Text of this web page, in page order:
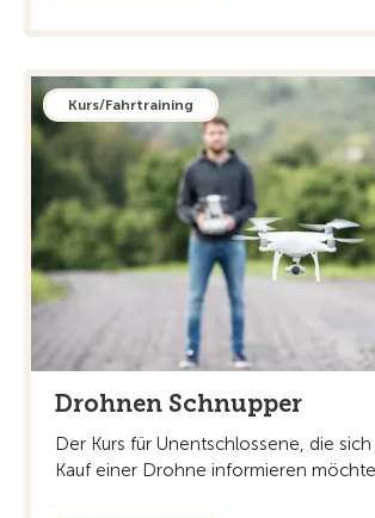
Kurs/Fahrtraining
Drohnen Schnupper
Der Kurs für Unentschlossene, die
Kauf einer Drohne informieren